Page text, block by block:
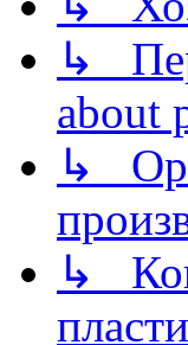
↳
about
↳
↳